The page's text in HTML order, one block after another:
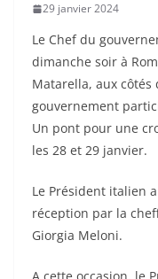
29 janvier 2024
Le Chef du
dimanche soir à
Matarella, aux côtés
gouvernement
Un pont pour une
les 28 et 29 janvier.
Le Président italien
réception par la
Giorgia Meloni.